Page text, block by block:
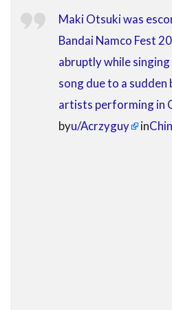
Maki Otsuki was
Bandai Namco Fest
abruptly while
song due to a sudden
artists performing in
byu/Acrzyguy in